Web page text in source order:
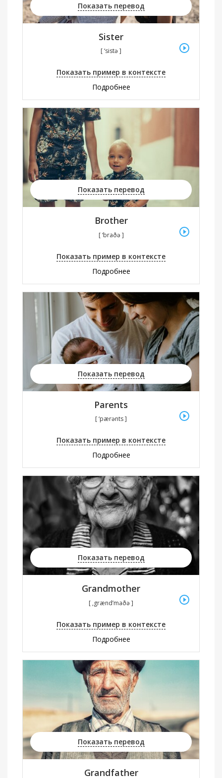
Показать перевод
Sister
[ ‘sistə ]
Показать пример в контексте
Подробнее
Показать перевод
Brother
[ ‘braðə ]
Показать пример в контексте
Подробнее
Показать перевод
Parents
[ ‘pærənts ]
Показать пример в контексте
Подробнее
Показать перевод
Grandmother
[ ‚grænd’maðə ]
Показать пример в контексте
Подробнее
Показать перевод
Grandfather